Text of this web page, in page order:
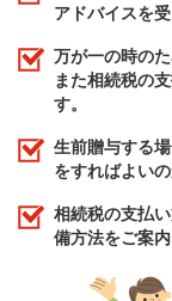
アドバイスを
万が一の時の
また相続税の
す。
生前贈与する
をすればよい
相続税の支払
備方法をご案内